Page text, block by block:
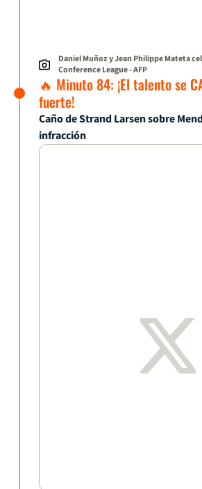
Daniel Muñoz y Jean Philippe Mateta
Conference League- AFP
🔥 Minuto 84: ¡El talento se
fuerte!
Caño de Strand Larsen sobre
infracción